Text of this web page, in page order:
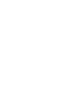
actualizaciones